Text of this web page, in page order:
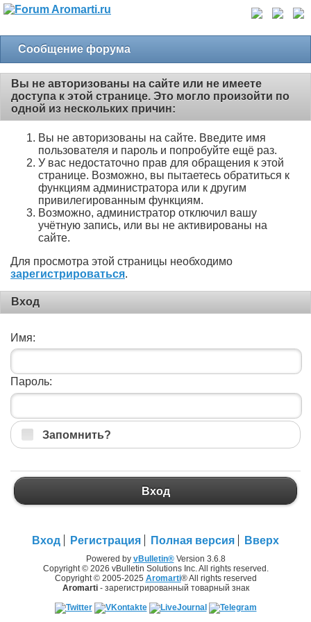
Сообщение форума
Вы не авторизованы на сайте или не имеете
доступа к этой странице. Это могло произойти по
одной из нескольких причин:
Вы не авторизованы на сайте. Введите имя
пользователя и пароль и попробуйте ещё раз.
У вас недостаточно прав для обращения к этой
странице. Возможно, вы пытаетесь обратиться к
функциям администратора или к другим
привилегированным функциям.
Возможно, администратор отключил вашу
учётную запись, или вы не активированы на
сайте.
Для просмотра этой страницы необходимо
зарегистрироваться.
Вход
Имя:
Пароль:
Запомнить?
Вход
Вход Регистрация Полная версия Вверх
Powered by vBulletin®Version 3.6.8
Copyright © 2026 vBulletin Solutions Inc. All rights reserved.
Copyright © 2005-2025 Aromarti® All rights reserved
Aromarti- зарегистрированный товарный знак